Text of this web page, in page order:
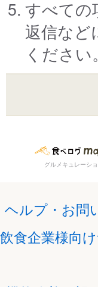
すべての
返信など
ください。
グルメキュレーシ
ヘルプ・お問
飲食企業様向